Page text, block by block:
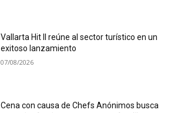
Vallarta Hit II reúne al sector turístico en un
exitoso lanzamiento
07/08/2026
Cena con causa de Chefs Anónimos busca